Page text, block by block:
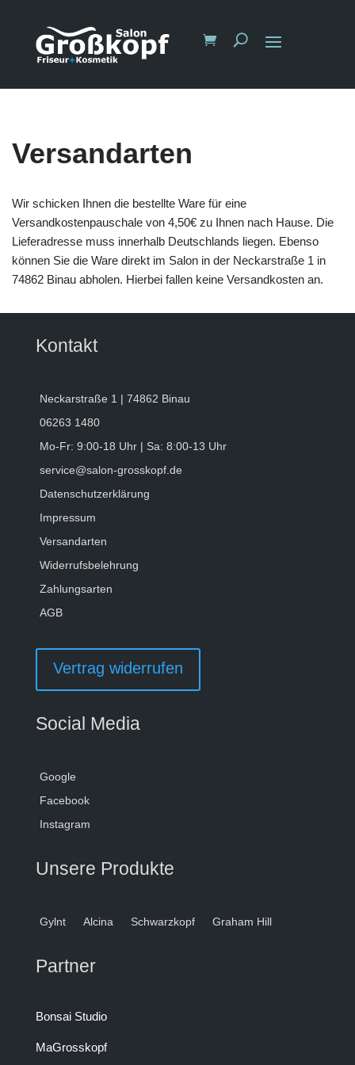
Versandarten
Wir schicken Ihnen die bestellte Ware für eine
Versandkostenpauschale von 4,50€ zu Ihnen nach Hause. Die
Lieferadresse muss innerhalb Deutschlands liegen. Ebenso
können Sie die Ware direkt im Salon in der Neckarstraße 1 in
74862 Binau abholen. Hierbei fallen keine Versandkosten an.
Kontakt
Neckarstraße 1 | 74862 Binau
06263 1480
Mo-Fr: 9:00-18 Uhr | Sa: 8:00-13 Uhr
service@salon-grosskopf.de
Datenschutzerklärung
Impressum
Versandarten
Widerrufsbelehrung
Zahlungsarten
AGB
Vertrag widerrufen
Social Media
Google
Facebook
Instagram
Unsere Produkte
Gylnt Alcina Schwarzkopf Graham Hill
Partner
Bonsai Studio
MaGrosskopf